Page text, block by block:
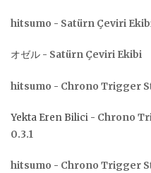
hitsumo - Satürn Çeviri
オゼル - Satürn Çeviri Ekibi
hitsumo - Chrono Trigger
Yekta Eren Bilici - Chrono
0.3.1
hitsumo - Chrono Trigger